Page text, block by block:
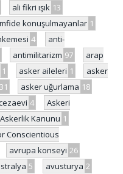
ali fikri ışık 13
konuşulmayanlar 1
4
anti-
antimilitarizm 97
arap
1 asker aileleri 1
asker
31 asker uğurlama 18
4
Askeri
Askerlik Kanunu 1
Conscientious
avrupa konseyi 26
5 avusturya 2